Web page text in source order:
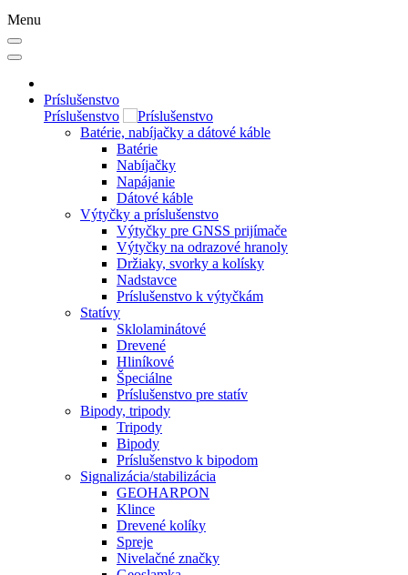
Menu
Príslušenstvo
Príslušenstvo
Batérie, nabíjačky a dátové káble
Batérie
Nabíjačky
Napájanie
Dátové káble
Výtyčky a príslušenstvo
Výtyčky pre GNSS prijímače
Výtyčky na odrazové hranoly
Držiaky, svorky a kolísky
Nadstavce
Príslušenstvo k výtyčkám
Statívy
Sklolaminátové
Drevené
Hliníkové
Špeciálne
Príslušenstvo pre statív
Bipody, tripody
Tripody
Bipody
Príslušenstvo k bipodom
Signalizácia/stabilizácia
GEOHARPON
Klince
Drevené kolíky
Spreje
Nivelačné značky